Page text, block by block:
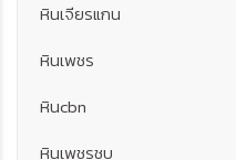
หินเจียรแกน
หินเพชร
หินcbn
หินเพชรชุบ